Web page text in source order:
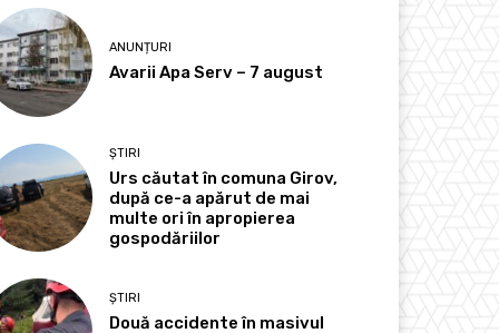
ANUNȚURI
Avarii Apa Serv – 7 august
ȘTIRI
Urs căutat în comuna Girov,
după ce-a apărut de mai
multe ori în apropierea
gospodăriilor
ȘTIRI
Două accidente în masivul